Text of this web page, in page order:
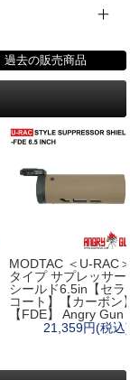
過去の販売商品
MODTAC ＜U-RAC
タイプ サプレッサー
シールド6.5in【セラ
コート】【カーボン
【FDE】 Angry Gun
21,359円(税込)